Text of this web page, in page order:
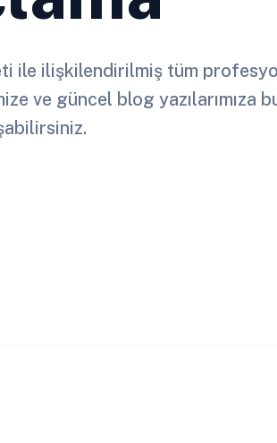
ile ilişkilendirilmiş tüm
ve güncel blog yazılarımıza